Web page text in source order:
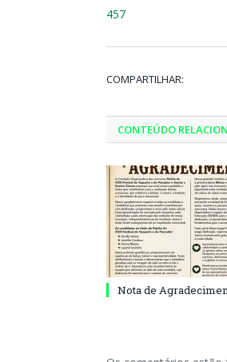
457
COMPARTILHAR:
CONTEÚDO
Nota de